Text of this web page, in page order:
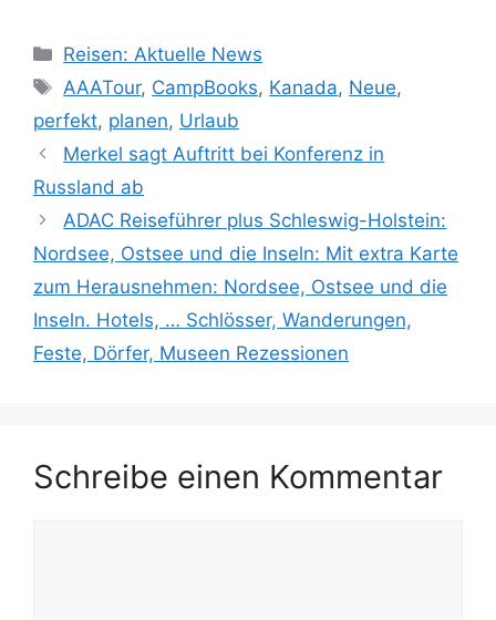
Kategorien
Reisen: Aktuelle News
Schlagwörter
AAATour, CampBooks, Kanada, Neue,
perfekt, planen, Urlaub
Merkel sagt Auftritt bei Konferenz in
Russland ab
ADAC Reiseführer plus Schleswig-Holstein:
Nordsee, Ostsee und die Inseln: Mit extra Karte
zum Herausnehmen: Nordsee, Ostsee und die
Inseln. Hotels, … Schlösser, Wanderungen,
Feste, Dörfer, Museen Rezessionen
Schreibe einen Kommentar